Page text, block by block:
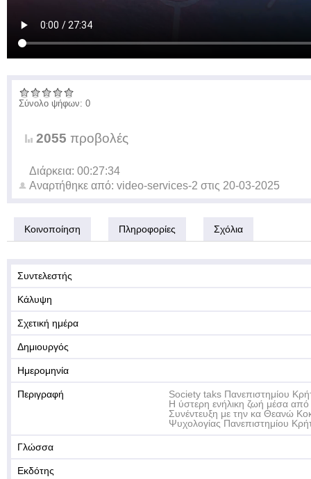
Σύνολο ψήφων: 0
2055 προβολές
Διάρκεια: 00:27:34
Αναρτήθηκε από: video-services-2 στις 20-03-2025
Κοινοποίηση Πληροφορίες Σχόλια
Συντελεστής
Κάλυψη
Σχετική ημέρα
Δημιουργός
Ημερομηνία
Περιγραφή
Society taks Πανεπιστημίου
Η ύστερη ενήλικη ζωή μέσα από
Συνέντευξη με την κα Θεανώ
Ψυχολογίας Πανεπιστημίου
Γλώσσα
Εκδότης